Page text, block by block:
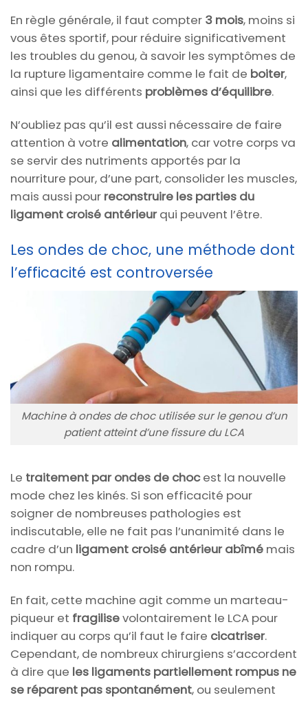
En règle générale, il faut compter 3 mois, moins si
vous êtes sportif, pour réduire significativement
les troubles du genou, à savoir les symptômes de
la rupture ligamentaire comme le fait de boiter,
ainsi que les différents problèmes d’équilibre.
N’oubliez pas qu’il est aussi nécessaire de faire
attention à votre alimentation, car votre corps va
se servir des nutriments apportés par la
nourriture pour, d’une part, consolider les muscles,
mais aussi pour reconstruire les parties du
ligament croisé antérieurqui peuvent l’être.
Les ondes de choc, une méthode dont
l’efficacité est controversée
Machine à ondes de choc utilisée sur le genou d’un
patient atteint d’une fissure du LCA
Le traitement par ondes de chocest la nouvelle
mode chez les kinés. Si son efficacité pour
soigner de nombreuses pathologies est
indiscutable, elle ne fait pas l’unanimité dans le
cadre d’un ligament croisé antérieur abîmé mais
non rompu.
En fait, cette machine agit comme un marteau-
piqueur et fragilisevolontairement le LCA pour
indiquer au corps qu’il faut le faire cicatriser.
Cependant, de nombreux chirurgiens s’accordent
à dire que les ligaments partiellement rompus ne
se réparent pas spontanément, ou seulement